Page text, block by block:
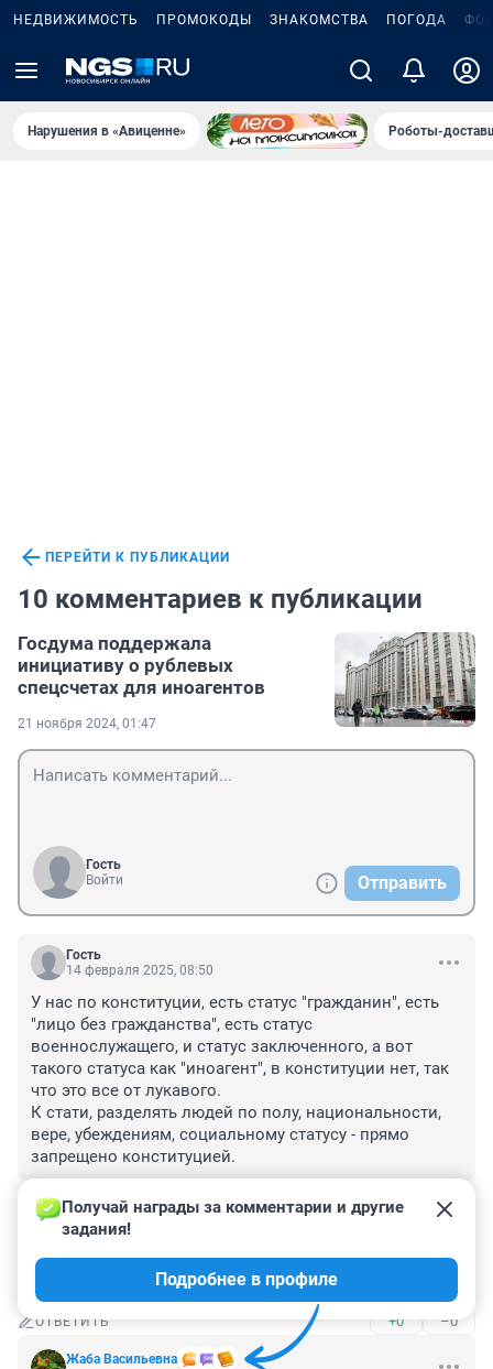
НЕДВИЖИМОСТЬ ПРОМОКОДЫ ЗНАКОМСТВА ПОГОДА
Нарушения в «Авиценне» Роботы-
ПЕРЕЙТИ К ПУБЛИКАЦИИ
10 комментариев к публикации
Госдума поддержала
инициативу о рублевых
спецсчетах для иноагентов
21 ноября 2024, 01:47
Гость
Войти
Отправить
Гость
14 февраля 2025, 08:50
У нас по конституции, есть статус "гражданин", есть
"лицо без гражданства", есть статус
военнослужащего, и статус заключенного, а вот
такого статуса как "иноагент", в конституции нет, так
что это все от лукавого.
К стати, разделять людей по полу, национальности,
вере, убеждениям, социальному статусу - прямо
запрещено конституцией.
ОТВЕТИТЬ –0
Гость
Типичный госграбеж.
ОТВЕТИТЬ +0 –0
Жаба Васильевна
Получай награды за комментарии и другие
задания!
Подробнее в профиле